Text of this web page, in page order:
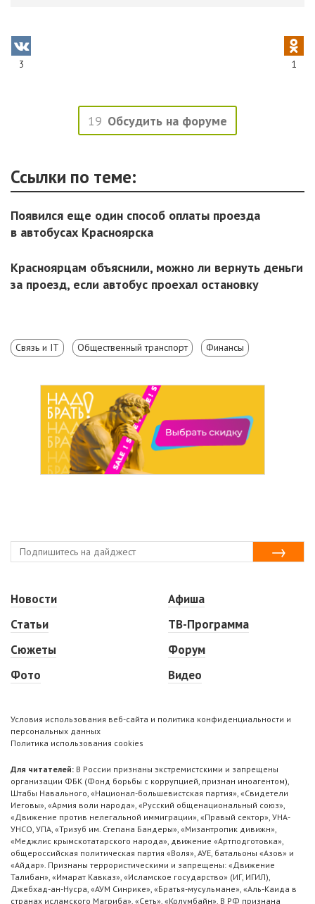
3 1
19 Обсудить на форуме
Ссылки по теме:
Появился еще один способ оплаты проезда
в автобусах Красноярска
Красноярцам объяснили, можно ли вернуть деньги
за проезд, если автобус проехал остановку
Связь и IT Общественный транспорт Финансы
Новости
Статьи
Сюжеты
Фото
Афиша
ТВ-Программа
Форум
Видео
Условия использования веб-сайта и политика конфиденциальности и
персональных данных
Политика использования cookies
Для читателей: В России признаны экстремистскими и запрещены
организации ФБК (Фонд борьбы с коррупцией, признан иноагентом),
Штабы Навального, «Национал-большевистская партия», «Свидетели
Иеговы», «Армия воли народа», «Русский общенациональный союз»,
«Движение против нелегальной иммиграции», «Правый сектор», УНА-
УНСО, УПА, «Тризуб им. Степана Бандеры», «Мизантропик дивижн»,
«Меджлис крымскотатарского народа», движение «Артподготовка»,
общероссийская политическая партия «Воля», АУЕ, батальоны «Азов» и
«Айдар». Признаны террористическими и запрещены: «Движение
Талибан», «Имарат Кавказ», «Исламское государство» (ИГ, ИГИЛ),
Джебхад-ан-Нусра, «АУМ Синрике», «Братья-мусульмане», «Аль-Каида в
странах исламского Магриба», «Сеть», «Колумбайн». В РФ признана